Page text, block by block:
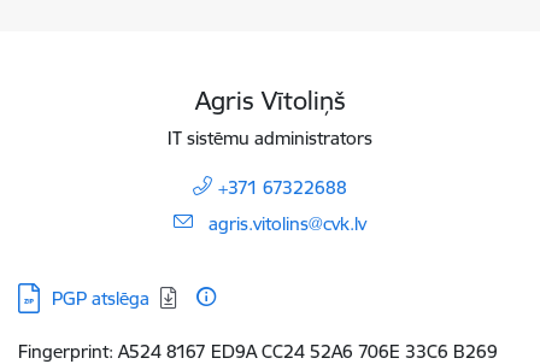
Agris Vītoliņš
IT sistēmu administrators
+371 67322688
E-pasts:
agris.vitolins@cvk.lv
Lejupielādēt:
PGP atslēga
Fingerprint: A524 8167 ED9A CC24 52A6 706E 33C6 B269